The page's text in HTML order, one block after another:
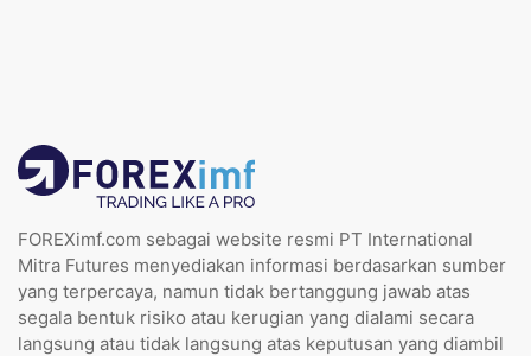
FOREXimf.com sebagai website resmi PT International
Mitra Futures menyediakan informasi berdasarkan sumber
yang terpercaya, namun tidak bertanggung jawab atas
segala bentuk risiko atau kerugian yang dialami secara
langsung atau tidak langsung atas keputusan yang diambil